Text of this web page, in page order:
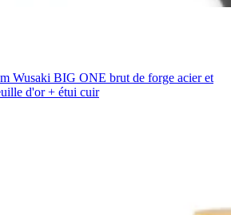
Wusaki BIG ONE brut de forge acier et
d'or + étui cuir